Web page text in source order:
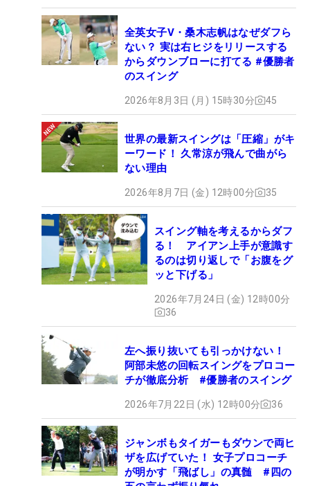
全英女子V・桑木志帆はなぜダフら
ない？ 実は右ヒジをリリースする
からダウンブローに打てる #優勝者
のスイング
2026年8月3日 (月) 15時30分 45
世界の最新スイングは「圧縮」がキ
ーワード！ 久常涼が飛んで曲がら
ない理由
2026年8月7日 (金) 12時00分 35
スイング軸を考えるからダフ
る！ アイアン上手が意識す
るのは切り返しで「お腹をグ
ッと下げる」
2026年7月24日 (金) 12時00分
36
左へ振り抜いても引っかけない！
阿部未悠の回転スイングをプロコー
チが徹底分析 #優勝者のスイング
2026年7月22日 (水) 12時00分 36
ジャンボもタイガーもダウンで両ヒ
ザを広げていた！ 女子プロコーチ
が明かす「飛ばし」の真髄 #四の